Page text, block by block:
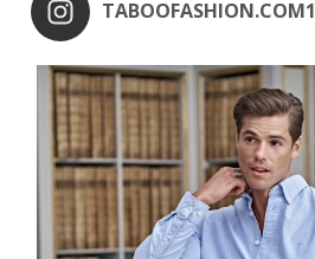
TABOOFASHION.COM1